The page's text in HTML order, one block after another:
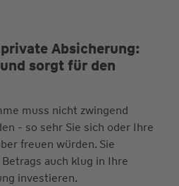
Absicherung:
sorgt für den
muss nicht zwingend
- so sehr Sie sich oder Ihre
freuen würden. Sie
auch klug in Ihre
investieren.